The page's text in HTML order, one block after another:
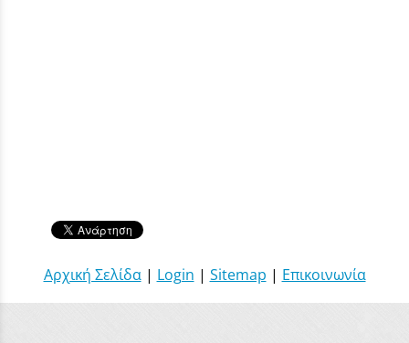
Αρχική Σελίδα| Login | Sitemap | Επικοινωνία